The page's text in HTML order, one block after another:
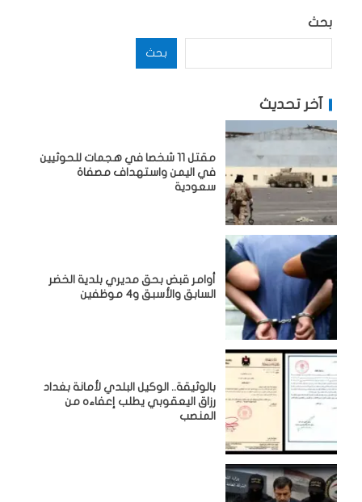
بحث
بحث
آخر تحديث
مقتل 11 شخصا في هجمات للحوثيين
في اليمن واستهداف مصفاة
سعودية
أوامر قبض بحق مديري بلدية الخضر
السابق والأسبق و4 موظفين
بالوثيقة.. الوكيل البلدي لأمانة بغداد
رزاق اليعقوبي يطلب إعفاءه من
المنصب